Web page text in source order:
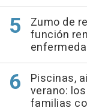
Zumo de
función
Piscinas,
verano:
familias